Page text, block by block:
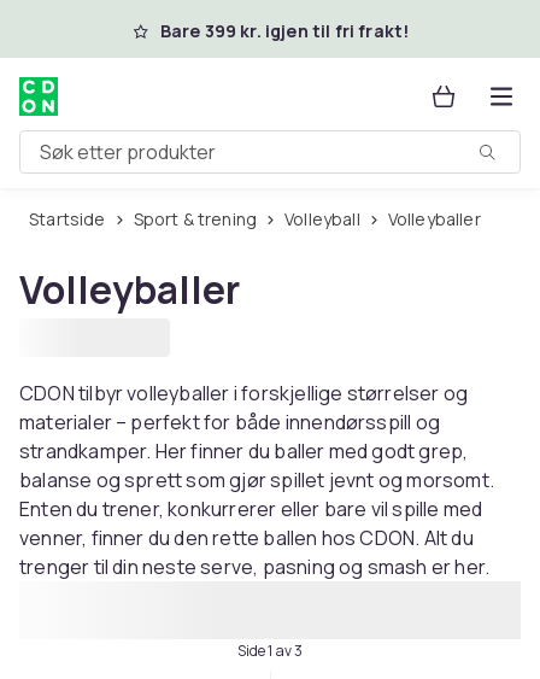
Hopp til hovedinnholdBare 399 kr. igjen til fri frakt!
Søk etter produkter
Startside Sport & trening Volleyball Volleyballer
Volleyballer
CDON tilbyr volleyballer i forskjellige størrelser og
materialer – perfekt for både innendørsspill og
strandkamper. Her finner du baller med godt grep,
balanse og sprett som gjør spillet jevnt og morsomt.
Enten du trener, konkurrerer eller bare vil spille med
venner, finner du den rette ballen hos CDON. Alt du
trenger til din neste serve, pasning og smash er her.
Side 1 av 3